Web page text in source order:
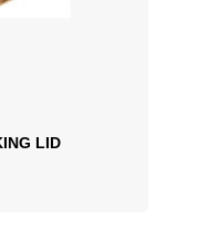
LID